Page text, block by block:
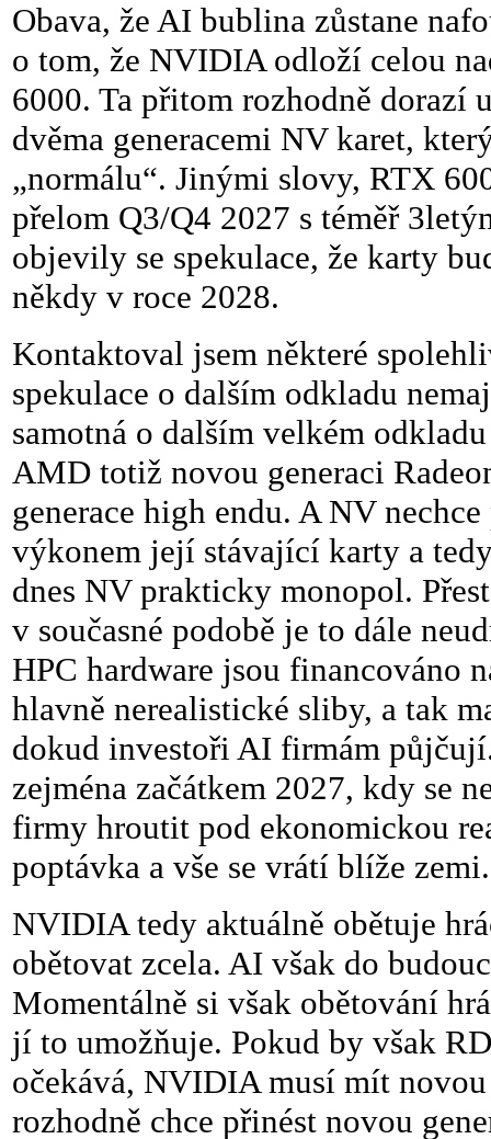
Obava, že AI bublina zůstane
o tom, že NVIDIA odloží celou
6000. Ta přitom rozhodně dorazí
dvěma generacemi NV karet,
„normálu“. Jinými slovy, RTX
přelom Q3/Q4 2027 s téměř
objevily se spekulace, že karty
někdy v roce 2028.
Kontaktoval jsem některé
spekulace o dalším odkladu
samotná o dalším velkém
AMD totiž novou generaci
generace high endu. A NV
výkonem její stávající karty a
dnes NV prakticky monopol.
v současné podobě je to dále
HPC hardware jsou financováno
hlavně nerealistické sliby, a tak
dokud investoři AI firmám
zejména začátkem 2027, kdy se
firmy hroutit pod ekonomickou
poptávka a vše se vrátí blíže zemi.
NVIDIA tedy aktuálně obětuje
obětovat zcela. AI však do
Momentálně si však obětování
jí to umožňuje. Pokud by však
očekává, NVIDIA musí mít novou
rozhodně chce přinést novou